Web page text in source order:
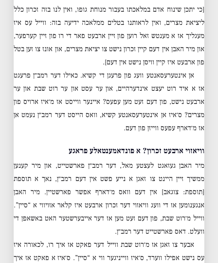
[כי יתכן שינוח אדם במלאכתו בעבור מנוחת גופו, ואין לנו בזה זכרון כלל
ליציאת מצרים, ואין לראותנו בטלים ממלאכה ידיעה בזה: ווייל עס איז
מעגליך אז א מענטש זאל רוען פון זיין ארבעט פאר די רו פון זיין קערפער,
און מיר האבן אין דעם קיין זכרון נישט צו יציאת מצרים, און אונז צו זען בטל
פון ארבעט איז קיין וויסן נישט אין דעם].
אן אינטערעסאנטע וועג פון פרעגן די קשיא. כאילו דער רמב״ן פרעגט
אז א איד רוט יעצט אינדערהיים, און ער עסט און ער רוט שבת און ער
ארבעט נישט, פון דעם זעט מען עפעס? איינער ווייסט אז מ׳איז ארויס פון
מצרים? ס׳איז אן אינטערעסאנטע קשיא, וואס הייסט דער רמב״ן נעמט אן
אז מ׳דארף עפעס ווייזן פון דעם.
וויאזוי ארבעט זכרון? א פונדאמענטאלע פראגע
מיר האבן געזאגט לעצטע מאל, דער רמב״ן פארשטייט, און מיר קענען
ממשיך זיין היינט צו זאגן א נייע פשט אין דעם רמב״ן, נאך א תוספת
[תוספת: צוגאב] אין דעם וואס מ׳דארף אפשר פארשטיין. מיר האבן
אנגענומען אז די וועג וויאזוי דער זכרון ארבעט איז קלאר אזויווי א “סיין”.
ווייל מ׳רוט שבת, פון דעם זעט מען אז דער אייבערשטער האט באשאפן די
וועלט. דאס פארשטייט דער רמב״ן.
אבער צו זאגן אז מ׳רוט שבת ווייל דער פאקט אז איך רו, לכאורה איז
עס נישט אפילו ווערד, ס׳איז ווייניגער ווי א “סיין”. ס׳איז א פאקט אז איך